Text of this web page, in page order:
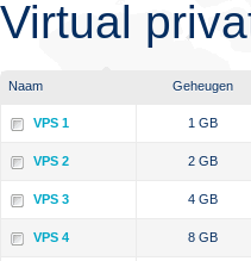
Virtual
Naam Geheugen
VPS 1 1 GB
VPS 2 2 GB
VPS 3 4 GB
VPS 4 8 GB